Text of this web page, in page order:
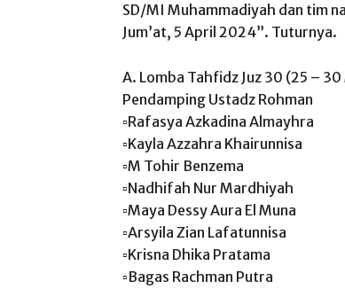
SD/MI Muhammadiyah dan tim
Jum’at, 5 April 2024”. Tuturnya.
A. Lomba Tahfidz Juz 30 (25 –
Pendamping Ustadz Rohman
▫️Rafasya Azkadina Almayhra
▫️Kayla Azzahra Khairunnisa
▫️M Tohir Benzema
▫️Nadhifah Nur Mardhiyah
▫️Maya Dessy Aura El Muna
▫️Arsyila Zian Lafatunnisa
▫️Krisna Dhika Pratama
▫️Bagas Rachman Putra